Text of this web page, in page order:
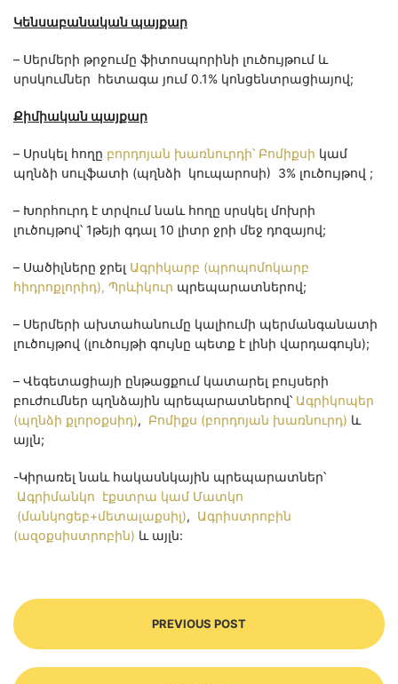
Կենսաբանական պայքար
– Սերմերի թրջումը ֆիտոսպորինի լուծույթում և
սրսկումներ հետագա յում 0.1% կոնցենտրացիայով;
Քիմիական պայքար
– Սրսկել հողը բորդոյան խառնուրդի՝ Բոմիքսի կամ
պղնձի սուլֆատի (պղնձի կուպարոսի) 3% լուծույթով ;
– Խորհուրդ է տրվում նաև հողը սրսկել մոխրի
լուծույթով՝ 1թեյի գդալ 10 լիտր ջրի մեջ դոզայով;
– Սածիլները ջրել Ագրիկարբ (պրոպոմոկարբ
հիդրոքլորիդ), Պրևիկուր պրեպարատներով;
– Սերմերի ախտահանումը կալիումի պերմանգանատի
լուծույթով (լուծույթի գույնը պետք է լինի վարդագույն);
– Վեգետացիայի ընթացքում կատարել բույսերի
բուժումներ պղնձային պրեպարատներով՝ Ագրիկոպեր
(պղնձի քլորօքսիդ), Բոմիքս (բորդոյան խառնուրդ) և
այլն;
-Կիրառել նաև հակասնկային պրեպարատներ՝
Ագրիմանկո էքստրա կամ Մատկո
(մանկոցեբ+մետալաքսիլ), Ագրիստրոբին
(ազօքսիստրոբին) և այլն:
PREVIOUS POST